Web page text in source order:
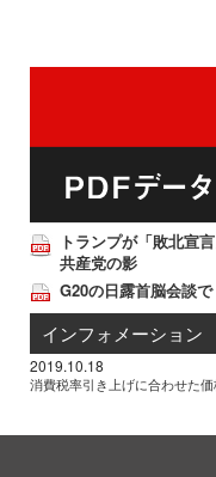
トランプが「敗北宣
共産党の影
G20の日露首脳会談
インフォメーション
2019.10.18
消費税率引き上げに合わせた